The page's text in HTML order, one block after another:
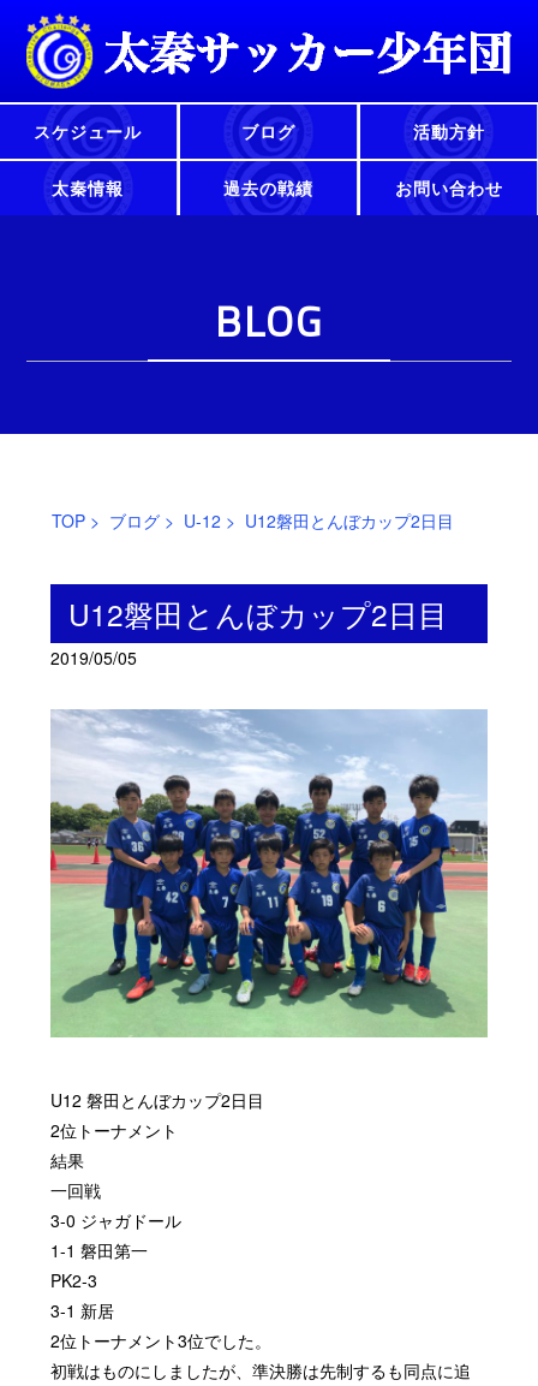
スケジュール ブログ 活動方針
太秦情報 過去の戦績 お問い合わせ
BLOG
TOP> ブログ> U-12 > U12磐田とんぼカップ2日目
U12磐田とんぼカップ2日目
2019/05/05
U12 磐田とんぼカップ2日目
2位トーナメント
結果
一回戦
3-0 ジャガドール
1-1 磐田第一
PK2-3
3-1 新居
2位トーナメント3位でした。
初戦はものにしましたが、準決勝は先制するも同点に追